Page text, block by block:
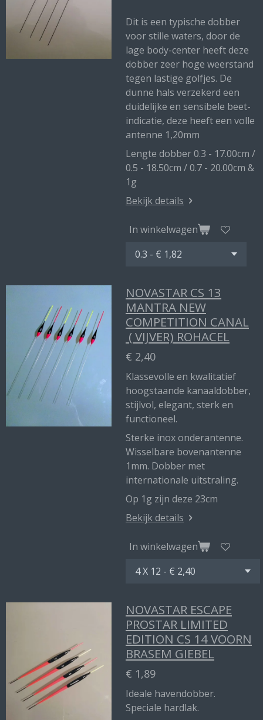
Dit is een typische dobber
voor stille waters, door de
lage body-center heeft deze
dobber zeer hoge weerstand
tegen lastige golfjes. De
dunne hals verzekerd een
duidelijke en sensibele beet-
indicatie, deze heeft een volle
antenne 1,20mm
Lengte dobber 0.3 - 17.00cm /
0.5 - 18.50cm / 0.7 - 20.00cm &
1g
Bekijk details
In winkelwagen
NOVASTAR CS 13
MANTRA NEW
COMPETITION CANAL
( VIJVER) ROHACEL
€ 2,40
Klassevolle en kwalitatief
hoogstaande kanaaldobber,
stijlvol, elegant, sterk en
functioneel.
Sterke inox onderantenne.
Wisselbare bovenantenne
1mm. Dobber met
internationale uitstraling.
Op 1g zijn deze 23cm
Bekijk details
In winkelwagen
NOVASTAR ESCAPE
PROSTAR LIMITED
EDITION CS 14 VOORN
BRASEM GIEBEL
€ 1,89
Ideale havendobber.
Speciale hardlak.